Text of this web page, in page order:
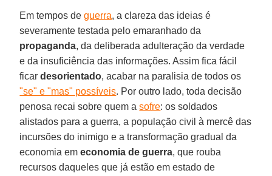
Em tempos deguerra, a clareza das ideias é
severamente testada pelo emaranhado da
propaganda, da deliberada adulteração da verdade
e da insuficiência das informações. Assim fica fácil
ficardesorientado, acabar na paralisia de todos os
"se" e "mas" possíveis. Por outro lado, toda decisão
penosa recai sobre quem asofre: os soldados
alistados para a guerra, a população civil à mercê das
incursões do inimigo e a transformação gradual da
economia emeconomia de guerra, que rouba
recursos daqueles que já estão em estado de